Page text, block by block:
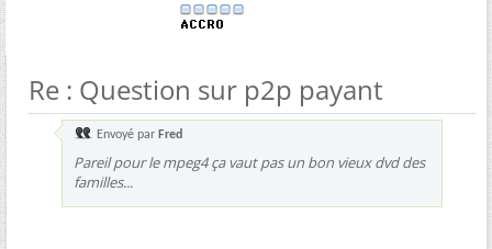
Re : Question sur p2p payant
Envoyé par Fred
Pareil pour le mpeg4 ça vaut pas un bon vieux dvd des
familles...